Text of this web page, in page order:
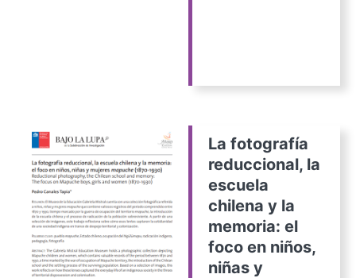
La fotografía
reduccional, la
escuela
chilena y la
memoria: el
foco en niños,
niñas y